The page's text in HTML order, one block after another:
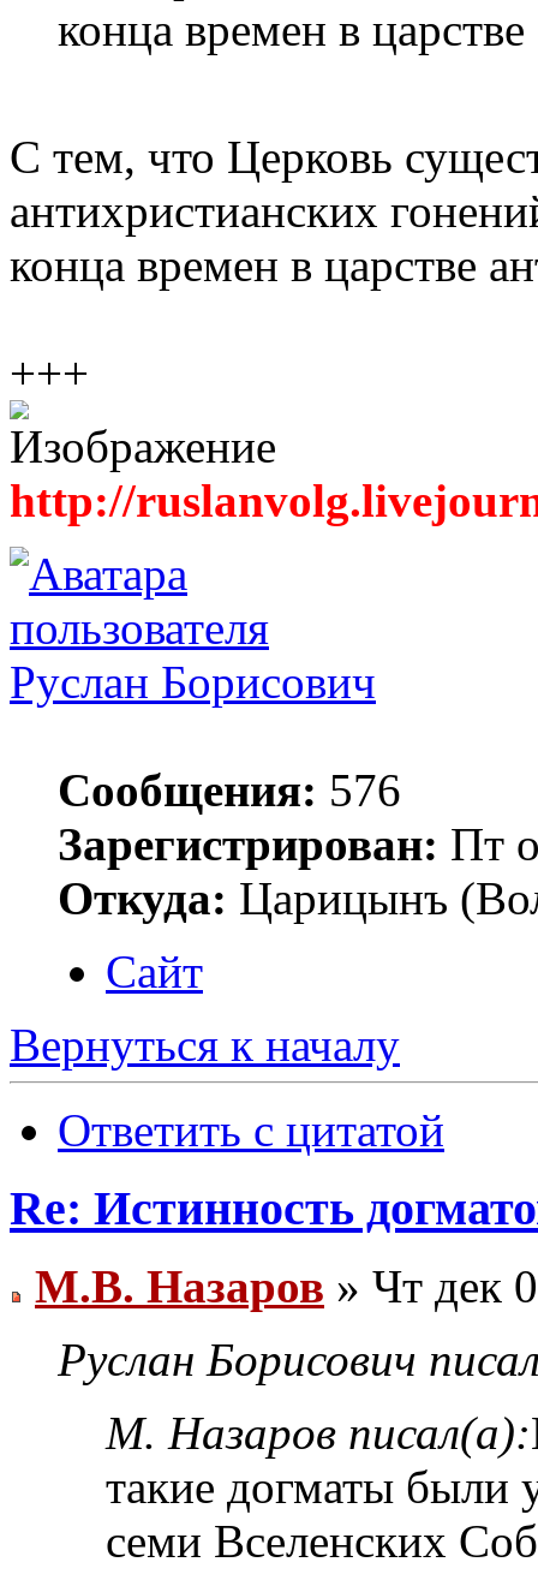
конца времен в
С тем, что Церковь
антихристианских
конца времен в царстве
+++
http://
Руслан Борисович
Сообщения: 576
Зарегистрирован: Пт
Откуда: Царицынъ
Сайт
Вернуться к началу
Ответить с цитатой
Re: Истинность
М.В. Назаров » Чт дек
Руслан Борисович
М. Назаров писал(а):
такие догматы были
семи Вселенских